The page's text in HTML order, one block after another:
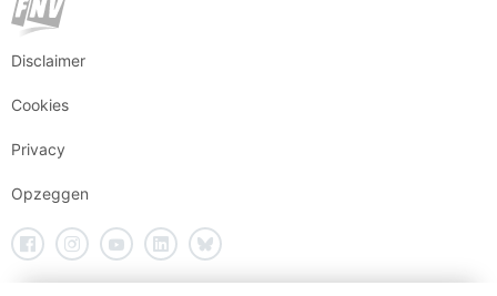
Disclaimer
Cookies
Privacy
Opzeggen